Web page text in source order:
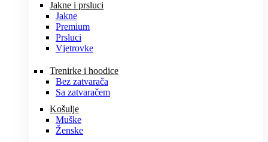
Jakne i prsluci
Jakne
Premium
Prsluci
Vjetrovke
Trenirke i hoodice
Bez zatvarača
Sa zatvaračem
Košulje
Muške
Ženske